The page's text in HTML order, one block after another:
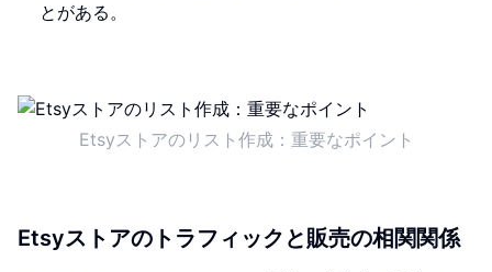
とがある。
Etsyストアのリスト作成：重要なポイント
Etsyストアのトラフィックと販売の相関関係